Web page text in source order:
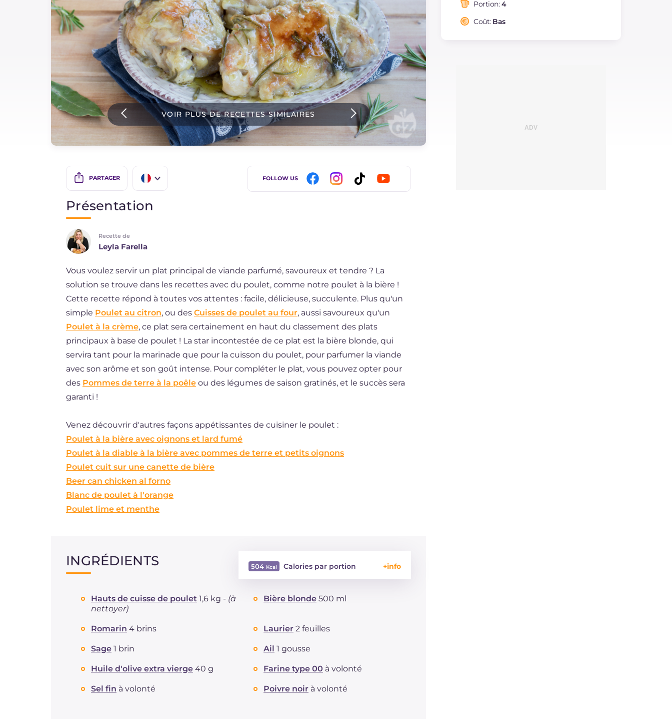
Dernieres recettes
Instagram
YouTube
VOIR PLUS DE RECETTES SIMILAIRES
PARTAGER
ES
NL
FOLLOW US
saturés
Fibre
Cholestérol
Portion:4
Coût: Bas
Présentation
Recette de
Leyla Farella
Vous voulez servir un plat principal de viande parfumé, savoureux et tendre ? La
solution se trouve dans les recettes avec du poulet, comme notre poulet à la bière !
Cette recette répond à toutes vos attentes : facile, délicieuse, succulente. Plus qu'un
simple Poulet au citron, ou des Cuisses de poulet au four, aussi savoureux qu'un
Poulet à la crème, ce plat sera certainement en haut du classement des plats
principaux à base de poulet ! La star incontestée de ce plat est la bière blonde, qui
servira tant pour la marinade que pour la cuisson du poulet, pour parfumer la viande
avec son arôme et son goût intense. Pour compléter le plat, vous pouvez opter pour
des Pommes de terre à la poêle ou des légumes de saison gratinés, et le succès sera
garanti !
Venez découvrir d'autres façons appétissantes de cuisiner le poulet :
Poulet à la bière avec oignons et lard fumé
Poulet à la diable à la bière avec pommes de terre et petits oignons
Poulet cuit sur une canette de bière
Beer can chicken al forno
Blanc de poulet à l'orange
Poulet lime et menthe
INGRÉDIENTS 504 Calories par portion
Glucides
Protéine
dont acides gras saturés
Fibre
Sodium
Hauts de cuisse de poulet 1,6 kg - (à
nettoyer)
Bière blonde 500 ml
Romarin 4 brins Laurier 2 feuilles
Sage 1 brin Ail 1 gousse
Huile d'olive extra vierge 40 g Farine type 00 à volonté
Sel fin à volonté Poivre noir à volonté